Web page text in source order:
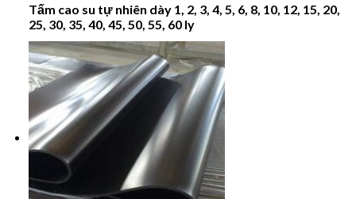
Tấm cao su tự nhiên dày 1, 2, 3, 4, 5, 6, 8, 10, 12, 15, 20,
25, 30, 35, 40, 45, 50, 55, 60 ly